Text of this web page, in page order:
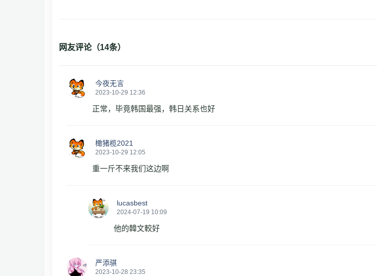
网友评论（14条）
今夜无言
2023-10-29 12:36
正常，毕竟韩国最强，韩日关系也好
橄猪榄2021
2023-10-29 12:05
重一斤不来我们这边啊
lucasbest
2024-07-19 10:09
他的韓文較好
严添骐
2023-10-28 23:35